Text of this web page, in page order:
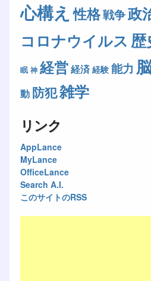
心構え 性格戦争政
コロナウイルス 歴
眠 神 経営経済 経験 能力
動 防犯雑学
リンク
AppLance
MyLance
OfficeLance
Search A.I.
このサイトのRSS